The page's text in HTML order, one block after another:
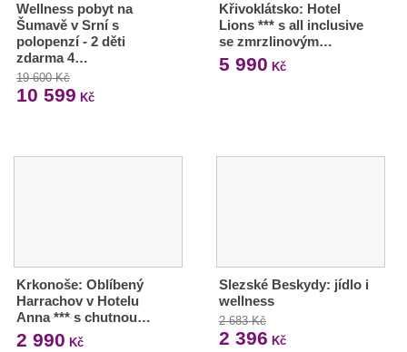
Wellness pobyt na
Šumavě v Srní s
polopenzí - 2 děti
zdarma 4…
19 600 Kč
10 599 Kč
Křivoklátsko: Hotel
Lions *** s all inclusive
se zmrzlinovým…
5 990 Kč
Krkonoše: Oblíbený
Harrachov v Hotelu
Anna *** s chutnou…
2 990 Kč
Slezské Beskydy: jídlo i
wellness
2 683 Kč
2 396 Kč